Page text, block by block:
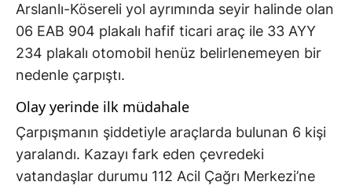
Arslanlı-Kösereli yol ayrımında seyir halinde olan
06 EAB 904 plakalı hafif ticari araç ile 33 AYY
234 plakalı otomobil henüz belirlenemeyen bir
nedenle çarpıştı.
Olay yerinde ilk müdahale
Çarpışmanın şiddetiyle araçlarda bulunan 6 kişi
yaralandı. Kazayı fark eden çevredeki
vatandaşlar durumu 112 Acil Çağrı Merkezi’ne